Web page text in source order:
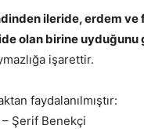
ileride, erdem
olan birine uyduğunu
işarettir.
faydalanılmıştır:
– Şerif Benekçi